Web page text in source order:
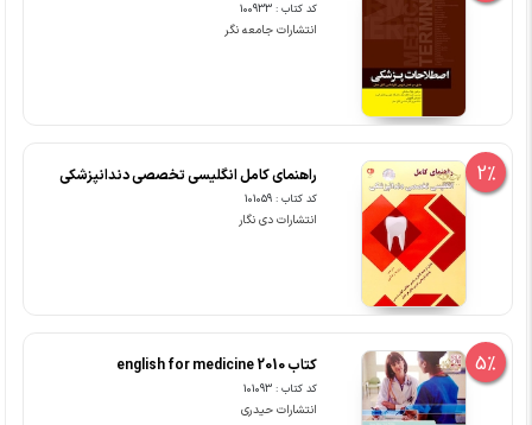
کد کتاب : 100933
انتشارات جامعه نگر
2% راهنمای کامل انگلیسی تخصصی دندانپزشکی
کد کتاب : 101059
انتشارات دی نگار
5% کتاب english for medicine 2010
کد کتاب : 101093
انتشارات حیدری